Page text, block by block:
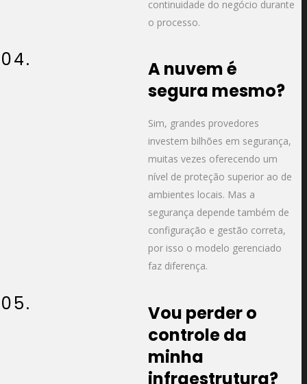
continuidade do negócio durante
o processo.
04.
A nuvem é
segura mesmo?
Sim, grandes provedores
investem bilhões em segurança,
muitas vezes oferecendo um
nível de proteção superior ao de
ambientes locais. Mas a
segurança depende também de
configuração e gestão correta,
por isso o modelo gerenciado
faz diferença.
05.
Vou perder o
controle da
minha
infraestrutura?